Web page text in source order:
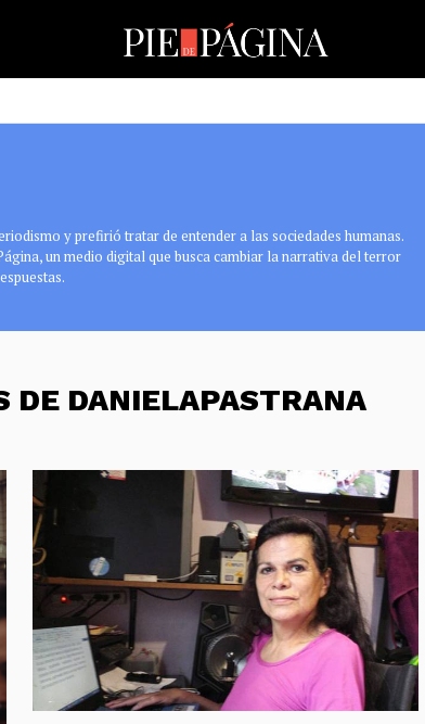
y prefirió tratar de entender a las sociedades humanas.
un medio digital que busca cambiar la narrativa del terror
DE DANIELAPASTRANA